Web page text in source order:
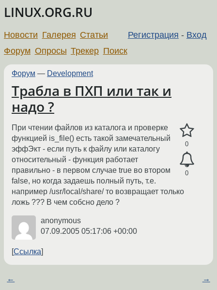
LINUX.ORG.RU
Регистрация - Вход
Новости Галерея Статьи
Форум Опросы Трекер Поиск
Форум — Development
Трабла в ПХП или так и
надо ?
0
0
При чтении файлов из каталога и проверке
функцией is_file() есть такой замечательный
эффЭкт - если путь к файлу или каталогу
относительный - функция работает
правильно - в первом случае true во втором
false, но когда задаешь полный путь, т.е.
например /usr/local/share/ то возвращает только
ложь ??? В чем собсно дело ?
anonymous
07.09.2005 05:17:06 +00:00
Ссылка
← →